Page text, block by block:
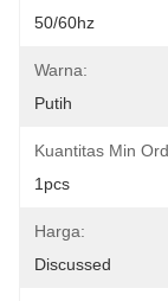
50/60hz
Warna:
Putih
Kuantitas Min
1pcs
Harga:
Discussed